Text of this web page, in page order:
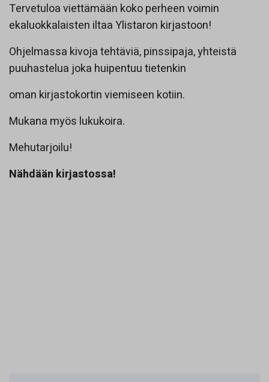
Tervetuloa viettämään koko perheen voimin
ekaluokkalaisten iltaa Ylistaron kirjastoon!
Ohjelmassa kivoja tehtäviä, pinssipaja, yhteistä
puuhastelua joka huipentuu tietenkin
oman kirjastokortin viemiseen kotiin.
Mukana myös lukukoira.
Mehutarjoilu!
Nähdään kirjastossa!